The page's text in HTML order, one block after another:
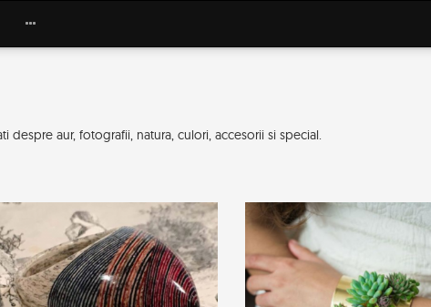
despre aur, fotografii, natura, culori, accesorii si special.